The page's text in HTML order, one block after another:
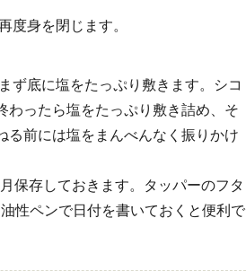
度身を閉じます。
ず底に塩をたっぷり敷きます。シコ
わったら塩をたっぷり敷き詰め、そ
る前には塩をまんべんなく振りかけ
保存しておきます。タッパーのフタ
性ペンで日付を書いておくと便利で